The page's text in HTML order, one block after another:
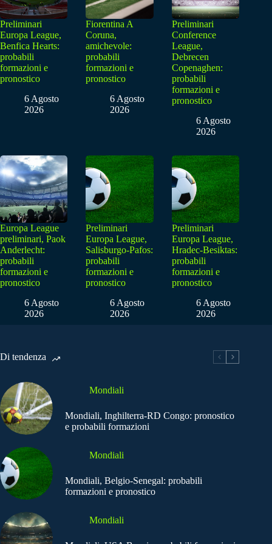
Preliminari
Europa League,
Benfica Hearts:
probabili
formazioni e
pronostico
6 Agosto
2026
Fiorentina A
Coruna,
amichevole:
probabili
formazioni e
pronostico
6 Agosto
2026
Preliminari
Conference
League,
Debrecen
Copenaghen:
probabili
formazioni e
pronostico
6 Agosto
2026
Europa League
preliminari, Paok
Anderlecht:
probabili
formazioni e
pronostico
6 Agosto
2026
Preliminari
Europa League,
Salisburgo-Pafos:
probabili
formazioni e
pronostico
6 Agosto
2026
Preliminari
Europa League,
Hradec-Besiktas:
probabili
formazioni e
pronostico
6 Agosto
2026
Di tendenza
Mondiali
Mondiali, Inghilterra-RD Congo: pronostico
e probabili formazioni
Mondiali
Mondiali, Belgio-Senegal: probabili
formazioni e pronostico
Mondiali